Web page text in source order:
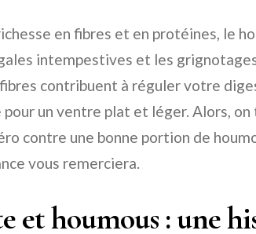
en fibres et en protéines, le
intempestives et les
fibres contribuent à réguler votre
un ventre plat et léger. Alors,
contre une bonne portion de
vous remerciera.
et houmous : une